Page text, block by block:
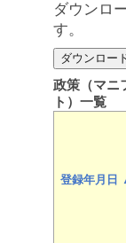
ダウンロ
す。
政策（マニ
ト）一覧
登録年月日